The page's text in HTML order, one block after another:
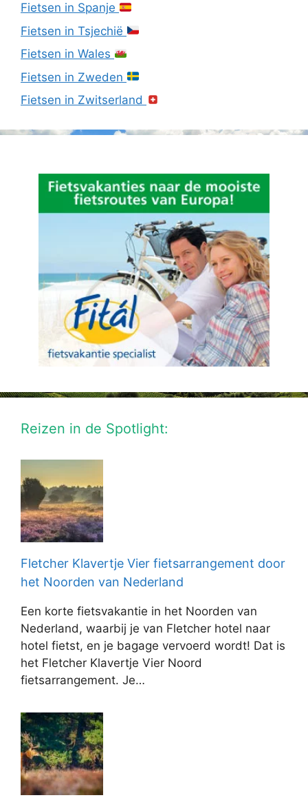
Fietsen in Spanje
Fietsen in Tsjechië
Fietsen in Wales
Fietsen in Zweden
Fietsen in Zwitserland
Reizen in de Spotlight:
Fletcher Klavertje Vier fietsarrangement door
het Noorden van Nederland
Een korte fietsvakantie in het Noorden van
Nederland, waarbij je van Fletcher hotel naar
hotel fietst, en je bagage vervoerd wordt! Dat is
het Fletcher Klavertje Vier Noord
fietsarrangement. Je…